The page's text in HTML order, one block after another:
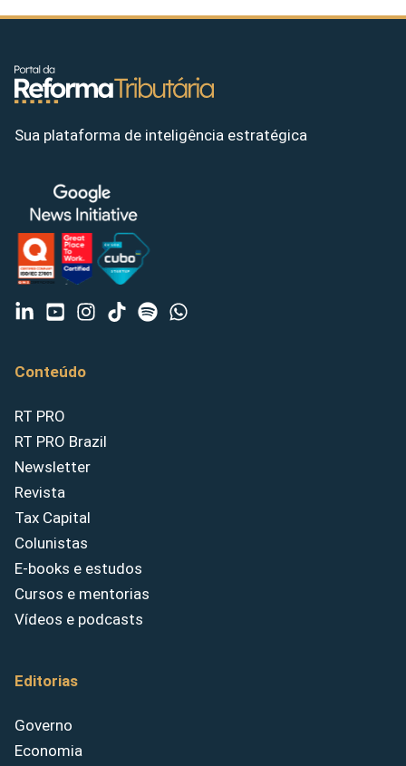
Sua plataforma de inteligência estratégica
Conteúdo
RT PRO
RT PRO Brazil
Newsletter
Revista
Tax Capital
Colunistas
E-books e estudos
Cursos e mentorias
Vídeos e podcasts
Editorias
Governo
Economia